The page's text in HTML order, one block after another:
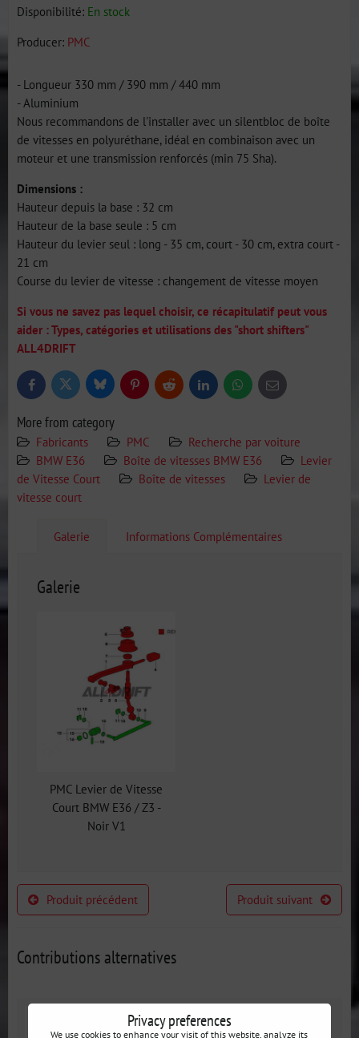
Disponibilité: En stock
Producer: PMC
- Longueur 330 mm / 390 mm / 440 mm
- Aluminium
Nous recommandons de l'installer avec un silentbloc de boîte
de vitesses en polyuréthane, idéal en combinaison avec un
moteur et une transmission renforcés (min 75 Sha).
Dimensions :
Hauteur depuis la base : 32 cm
Hauteur de la base seule : 5 cm
Hauteur du levier seul : long - 35 cm, court - 30 cm, extra court -
21 cm
Course du levier de vitesse : changement de vitesse moyen
Si vous ne savez pas lequel choisir, ce récapitulatif peut vous
aider : Types, catégories et utilisations des "short shifters"
ALL4DRIFT
FacebookTwitter BlueskyPinterestReddit LinkedInWhatsApp
E-
mail
More from category
Fabricants PMC
Recherche par voiture
BMW E36
Boîte de vitesses BMW E36
Levier
de Vitesse Court
Boîte de vitesses
Levier de
vitesse court
Galerie Informations Complémentaires
Galerie
PMC Levier de Vitesse
Court BMW E36 / Z3 -
Noir V1
Produit précédent Produit suivant
Contributions alternatives
Privacy preferences
We use cookies to enhance your visit of this website, analyze its